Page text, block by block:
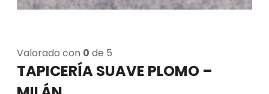
Valorado con 0 de 5
TAPICERÍA SUAVE PLOMO –